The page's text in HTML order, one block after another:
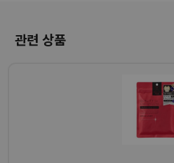
관련 상품